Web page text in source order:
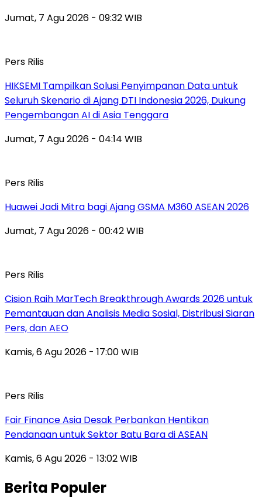
Jumat, 7 Agu 2026 - 09:32 WIB
Pers Rilis
HIKSEMI Tampilkan Solusi Penyimpanan Data untuk
Seluruh Skenario di Ajang DTI Indonesia 2026, Dukung
Pengembangan AI di Asia Tenggara
Jumat, 7 Agu 2026 - 04:14 WIB
Pers Rilis
Huawei Jadi Mitra bagi Ajang GSMA M360 ASEAN 2026
Jumat, 7 Agu 2026 - 00:42 WIB
Pers Rilis
Cision Raih MarTech Breakthrough Awards 2026 untuk
Pemantauan dan Analisis Media Sosial, Distribusi Siaran
Pers, dan AEO
Kamis, 6 Agu 2026 - 17:00 WIB
Pers Rilis
Fair Finance Asia Desak Perbankan Hentikan
Pendanaan untuk Sektor Batu Bara di ASEAN
Kamis, 6 Agu 2026 - 13:02 WIB
Berita Populer